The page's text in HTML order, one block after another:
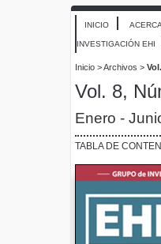
INICIO
INVESTIGACIÓN EHI
Inicio >Archivos >
Vol. 8,
Enero -
TABLA DE